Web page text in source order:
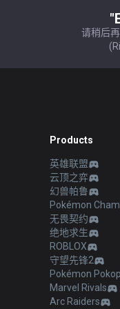
请稍后
Products
英雄联盟
云顶之弈
幻兽帕鲁
Pokémon
无畏契约
绝地求生
ROBLOX
守望先锋2
Pokémon
Marvel Rivals
Arc Raiders